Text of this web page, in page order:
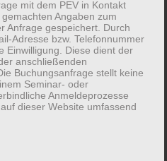
mit dem PEV in Kontakt
Angaben zum
Anfrage gespeichert. Durch
Adresse bzw. Telefonnummer
Einwilligung. Diese dient der
anschließenden
Buchungsanfrage stellt keine
Seminar- oder
Anmeldeprozesse
dieser Website umfassend